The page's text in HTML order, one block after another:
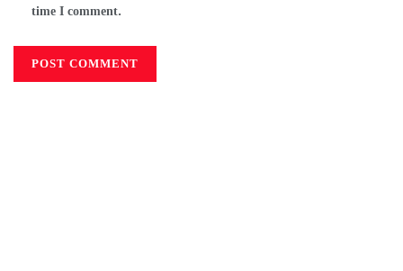
time I comment.